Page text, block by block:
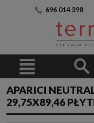
696 014 398
APARICI
29,75X89,46